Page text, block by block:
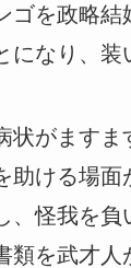
ゴを政略
になり、装
状がます
助ける場
、怪我を
類を武才